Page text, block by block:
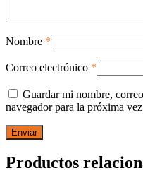
Nombre *
Correo electrónico *
Guardar mi nombre,
navegador para la próxima
Productos